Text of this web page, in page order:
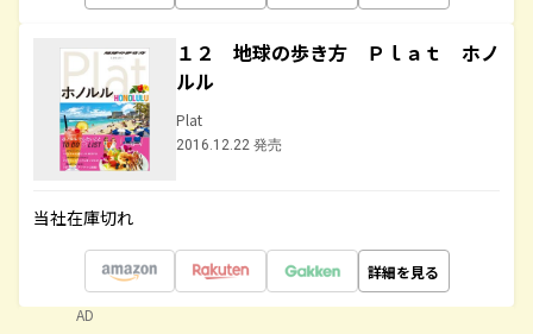
１２ 地球の歩き方 Ｐｌａｔ ホノ
ルル
Plat
2016.12.22 発売
当社在庫切れ
詳細を見る
AD